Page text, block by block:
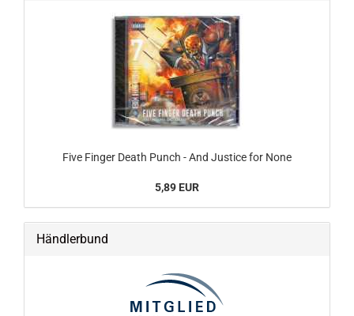
Five Finger Death Punch - And Justice for None
5,89 EUR
Händlerbund